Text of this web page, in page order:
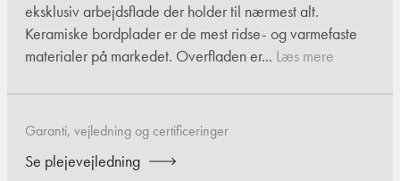
eksklusiv arbejdsflade der holder til nærmest alt.
Keramiske bordplader er de mest ridse- og varmefaste
materialer på markedet. Overfladen er... Læs mere
Garanti, vejledning og certificeringer
Se plejevejledning